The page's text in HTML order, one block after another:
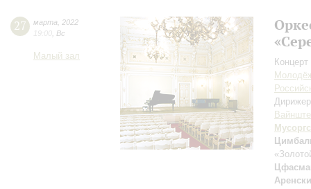
27 марта
2022
19:00 Вс
Малый зал